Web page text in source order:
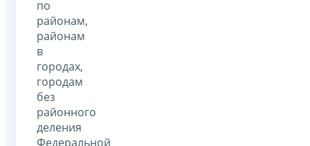
по
районам,
районам
в
городах,
городам
без
районного
деления
Федеральной